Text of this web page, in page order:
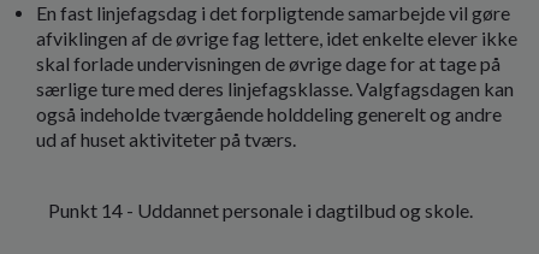
En fast linjefagsdag i det forpligtende samarbejde vil gøre
afviklingen af de øvrige fag lettere, idet enkelte elever ikke
skal forlade undervisningen de øvrige dage for at tage på
særlige ture med deres linjefagsklasse. Valgfagsdagen kan
også indeholde tværgående holddeling generelt og andre
ud af huset aktiviteter på tværs.
Punkt 14 - Uddannet personale i dagtilbud og skole.